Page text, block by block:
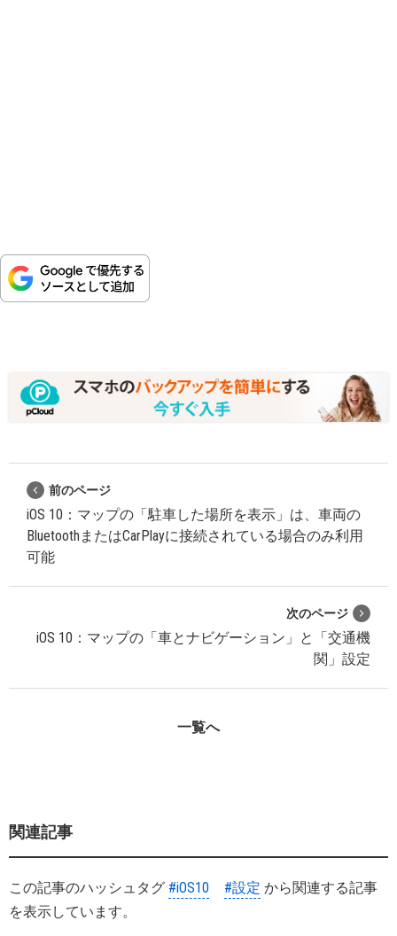
前のページ
iOS 10：マップの「駐車した場所を表示」は、車両の
BluetoothまたはCarPlayに接続されている場合のみ利用
可能
次のページ
iOS 10：マップの「車とナビゲーション」と「交通機
関」設定
一覧へ
関連記事
この記事のハッシュタグ #iOS10 #設定 から関連する記事
を表示しています。